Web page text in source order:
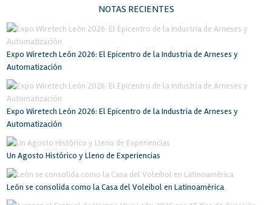
NOTAS RECIENTES
Expo Wiretech León 2026: El Epicentro de la Industria de Arneses y
Automatización
Expo Wiretech León 2026: El Epicentro de la Industria de Arneses y
Automatización
Un Agosto Histórico y Lleno de Experiencias
León se consolida como la Casa del Voleibol en Latinoamérica